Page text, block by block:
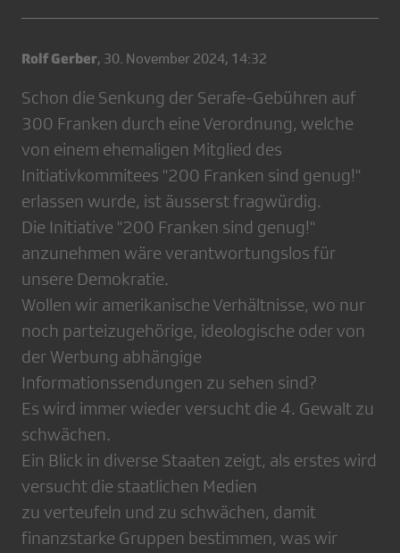
Rolf Gerber, 30. November 2024, 14:32
Schon die Senkung der Serafe-Gebühren auf
300 Franken durch eine Verordnung, welche
von einem ehemaligen Mitglied des
Initiativkommitees "200 Franken sind genug!"
erlassen wurde, ist äusserst fragwürdig.
Die Initiative "200 Franken sind genug!"
anzunehmen wäre verantwortungslos für
unsere Demokratie.
Wollen wir amerikanische Verhältnisse, wo nur
noch parteizugehörige, ideologische oder von
der Werbung abhängige
Informationssendungen zu sehen sind?
Es wird immer wieder versucht die 4. Gewalt zu
schwächen.
Ein Blick in diverse Staaten zeigt, als erstes wird
versucht die staatlichen Medien
zu verteufeln und zu schwächen, damit
finanzstarke Gruppen bestimmen, was wir